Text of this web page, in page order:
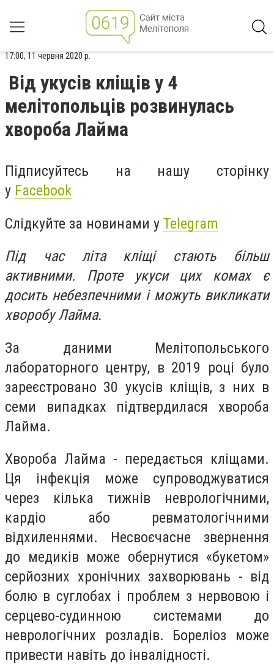
17:00, 11 червня 2020 р.
Від укусів кліщів у 4
мелітопольців розвинулась
хвороба Лайма
Підписуйтесь на нашу сторінку
у Facebook
Слідкуйте за новинами у Telegram
Під час літа кліщі стають більш
активними. Проте укуси цих комах є
досить небезпечними і можуть викликати
хворобу Лайма.
За даними Мелітопольського
лабораторного центру, в 2019 році було
зареєстровано 30 укусів кліщів, з них в
семи випадках підтвердилася хвороба
Лайма.
Хвороба Лайма - передається кліщами.
Ця інфекція може супроводжуватися
через кілька тижнів неврологічними,
кардіо або ревматологічними
відхиленнями. Несвоєчасне звернення
до медиків може обернутися «букетом»
серйозних хронічних захворювань - від
болю в суглобах і проблем з нервовою і
серцево-судинною системами до
неврологічних розладів. Бореліоз може
привести навіть до інвалідності.